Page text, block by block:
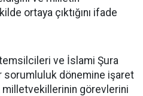
ortaya çıktığını ifade
ve İslami Şura
sorumluluk dönemine işaret
görevlerini